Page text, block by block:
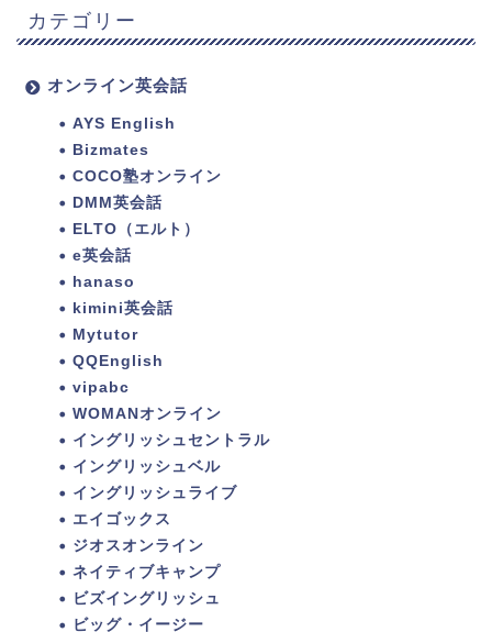
カテゴリー
オンライン英会話
AYS English
Bizmates
COCO塾オンライン
DMM英会話
ELTO（エルト）
e英会話
hanaso
kimini英会話
Mytutor
QQEnglish
vipabc
WOMANオンライン
イングリッシュセントラル
イングリッシュベル
イングリッシュライブ
エイゴックス
ジオスオンライン
ネイティブキャンプ
ビズイングリッシュ
ビッグ・イージー